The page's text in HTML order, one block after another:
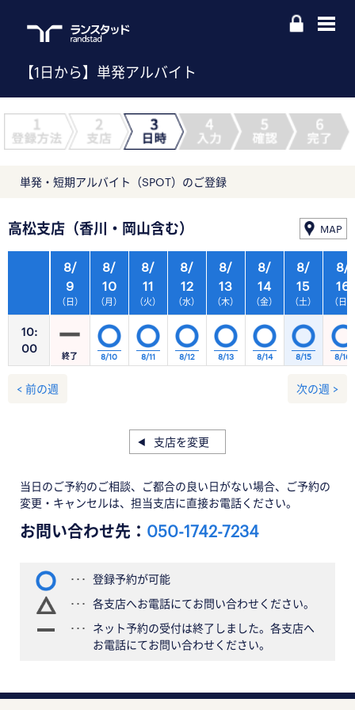
【1日から】単発アルバイト
単発・短期アルバイト（SPOT）のご登録
高松支店（香川・岡山含む） MAP
10:
00
8/
9
（日）
8/
10
（月）
8/
11
（火）
8/
12
（水）
8/
13
（木）
8/
14
（金）
8/
15
（土）
終了 8/10 8/11 8/12 8/13 8/14 8/15
8/
16
（日）
8/16
< 前の週 次の週 >
支店を変更
当日のご予約のご相談、ご都合の良い日がない場合、ご予約の
変更・キャンセルは、担当支店に直接お電話ください。
お問い合わせ先： 050-1742-7234
登録予約が可能
各支店へお電話にてお問い合わせください。
ネット予約の受付は終了しました。各支店へ
お電話にてお問い合わせください。